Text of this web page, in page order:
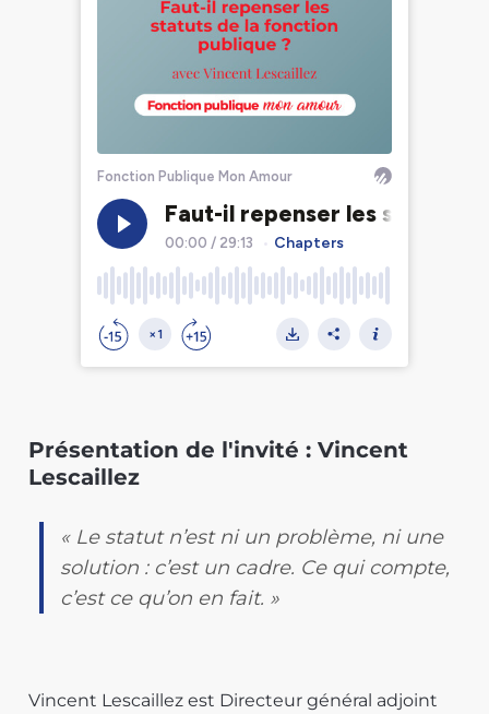
Présentation de l'invité : Vincent
Lescaillez
« Le statut n’est ni un problème, ni une
solution : c’est un cadre. Ce qui compte,
c’est ce qu’on en fait. »
Vincent Lescaillez est Directeur général adjoint